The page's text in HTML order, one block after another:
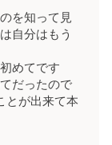
を知って見
自分はもう
めてです
だったので
とが出来て本